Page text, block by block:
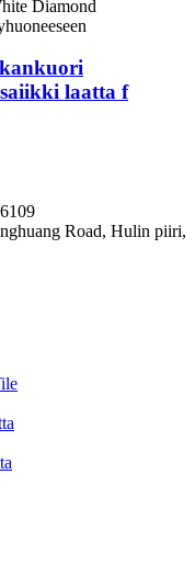
laatta f
Road, Hulin piiri,